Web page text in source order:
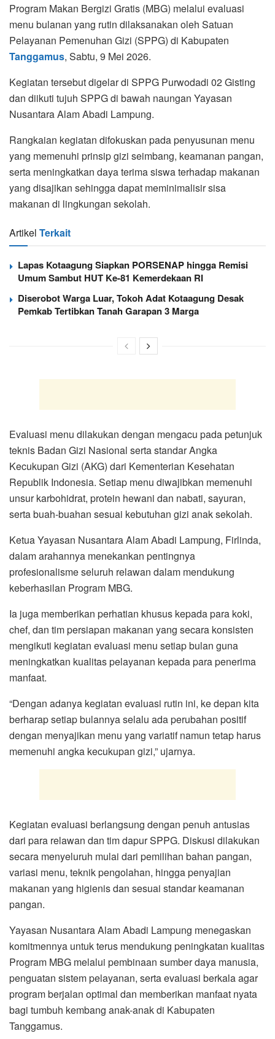
Program Makan Bergizi Gratis (MBG) melalui evaluasi
menu bulanan yang rutin dilaksanakan oleh Satuan
Pelayanan Pemenuhan Gizi (SPPG) di Kabupaten
Tanggamus, Sabtu, 9 Mei 2026.
Kegiatan tersebut digelar di SPPG Purwodadi 02 Gisting
dan diikuti tujuh SPPG di bawah naungan Yayasan
Nusantara Alam Abadi Lampung.
Rangkaian kegiatan difokuskan pada penyusunan menu
yang memenuhi prinsip gizi seimbang, keamanan pangan,
serta meningkatkan daya terima siswa terhadap makanan
yang disajikan sehingga dapat meminimalisir sisa
makanan di lingkungan sekolah.
Artikel Terkait
Lapas Kotaagung Siapkan PORSENAP hingga Remisi
Umum Sambut HUT Ke-81 Kemerdekaan RI
Diserobot Warga Luar, Tokoh Adat Kotaagung Desak
Pemkab Tertibkan Tanah Garapan 3 Marga
Evaluasi menu dilakukan dengan mengacu pada petunjuk
teknis Badan Gizi Nasional serta standar Angka
Kecukupan Gizi (AKG) dari Kementerian Kesehatan
Republik Indonesia. Setiap menu diwajibkan memenuhi
unsur karbohidrat, protein hewani dan nabati, sayuran,
serta buah-buahan sesuai kebutuhan gizi anak sekolah.
Ketua Yayasan Nusantara Alam Abadi Lampung, Firlinda,
dalam arahannya menekankan pentingnya
profesionalisme seluruh relawan dalam mendukung
keberhasilan Program MBG.
Ia juga memberikan perhatian khusus kepada para koki,
chef, dan tim persiapan makanan yang secara konsisten
mengikuti kegiatan evaluasi menu setiap bulan guna
meningkatkan kualitas pelayanan kepada para penerima
manfaat.
“Dengan adanya kegiatan evaluasi rutin ini, ke depan kita
berharap setiap bulannya selalu ada perubahan positif
dengan menyajikan menu yang variatif namun tetap harus
memenuhi angka kecukupan gizi,” ujarnya.
Kegiatan evaluasi berlangsung dengan penuh antusias
dari para relawan dan tim dapur SPPG. Diskusi dilakukan
secara menyeluruh mulai dari pemilihan bahan pangan,
variasi menu, teknik pengolahan, hingga penyajian
makanan yang higienis dan sesuai standar keamanan
pangan.
Yayasan Nusantara Alam Abadi Lampung menegaskan
komitmennya untuk terus mendukung peningkatan kualitas
Program MBG melalui pembinaan sumber daya manusia,
penguatan sistem pelayanan, serta evaluasi berkala agar
program berjalan optimal dan memberikan manfaat nyata
bagi tumbuh kembang anak-anak di Kabupaten
Tanggamus.